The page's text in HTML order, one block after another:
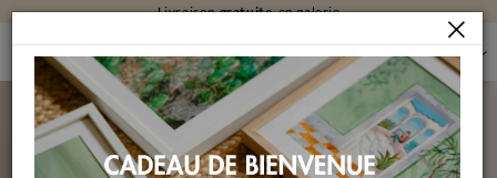
Carte cadeau: Le plaisir de laisser
PEINTURES PEINTURES PAR FORMAT PEINTURES PETIT FORMAT
Peintures petit format